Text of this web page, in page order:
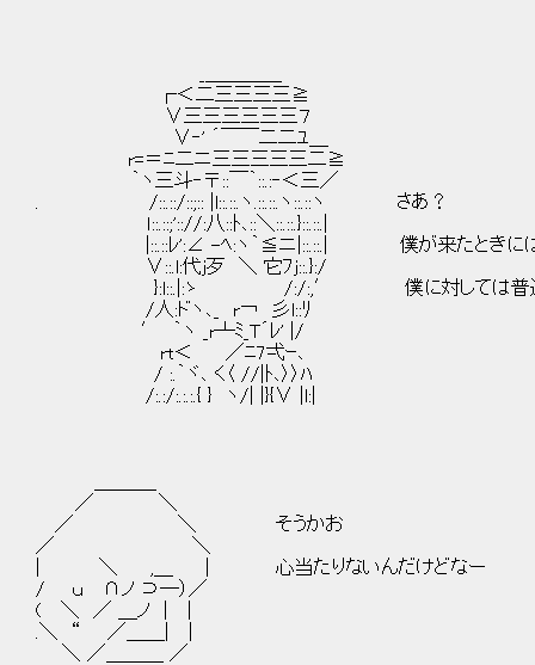
┌＜二三三三三≧
∨三三三三三三７
∨‐' ´￣￣二二ﾕ＿
r=＝ﾆ二ニ三三三三三二≧
｀ヽ三斗‐〒::￣｀::.:‐＜三／
. /::.::/::;:: |l::.::.ヽ.::.::.ヽ::.::ヽ さあ？
ｌ::.::;':://:八::ﾄ､::＼::.::.}::.::.|
|::.::ﾚ':∠ -ﾍ:ヽ｀≦ニ|::.::.| 僕が来たときにはこ
∨::.l:代j歹 ＼ 它ﾌj::.}:/
}:l::.|:ゝ /:/:,′ 僕に対しては普通だったし、
/人:ドヽ､_ r￢ 彡l::ﾘ
′ ｀ヽ _r┴ﾐ_T´ﾚ' |/
rt＜ ／ﾆ7弌ｰ､
/ :.｀ヾ､ く〈 //|ﾄ､〉〉ﾊ
/:.:/:.:.:.{ } ヽ/| |}{∨ |l:|
／ ＼
／ ＼ そうかお
／ ＼
| ＼ ,＿ | 心当たりないんだけどなー
/ ｕ ∩ノ ⊃―）／
( ＼ ／ ＿ノ | |
.＼ “ ／＿＿| |
＼ ／＿＿＿ ／